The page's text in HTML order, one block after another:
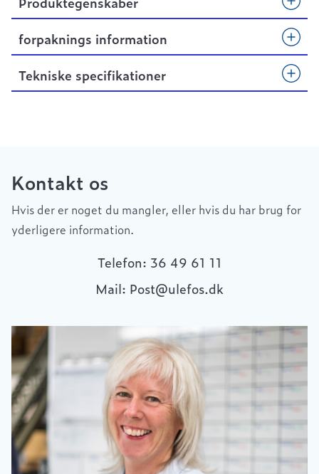
forpaknings information
Tekniske specifikationer
Kontakt os
Hvis der er noget du mangler, eller hvis du har brug for
yderligere information.
Telefon: 36 49 61 11
Mail: Post@ulefos.dk